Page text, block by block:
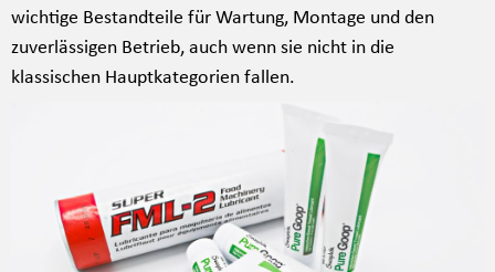
wichtige Bestandteile für Wartung, Montage und den
zuverlässigen Betrieb, auch wenn sie nicht in die
klassischen Hauptkategorien fallen.